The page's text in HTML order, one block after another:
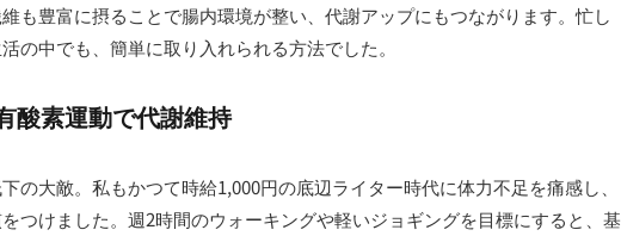
も豊富に摂ることで腸内環境が整い、代謝アップにもつながります。忙し
の中でも、簡単に取り入れられる方法でした。
酸素運動で代謝維持
の大敵。私もかつて時給1,000円の底辺ライター時代に体力不足を痛感し、
つけました。週2時間のウォーキングや軽いジョギングを目標にすると、基